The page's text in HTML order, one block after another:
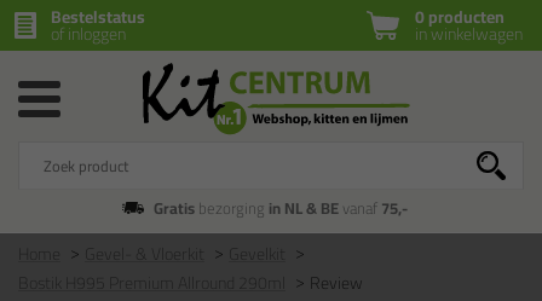
0 producten
in winkelwagen
Bestelstatus
of inloggen
Gratisbezorging in NL & BEvanaf75,-
Bostik H995 Premium Allround 290ml
Review